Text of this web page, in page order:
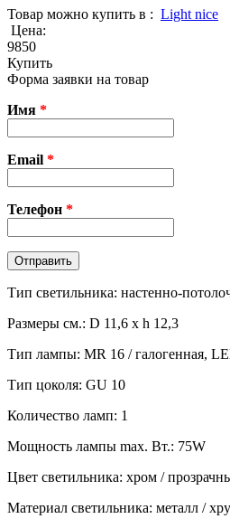
Товар можно купить в : Light nice
Цена:
9850
Купить
Форма заявки на товар
Имя *
Email *
Телефон *
Тип светильника: настенно-
Размеры см.: D 11,6 х h 12,3
Тип лампы: MR 16 / галогенная,
Тип цоколя: GU 10
Количество ламп: 1
Мощность лампы max. Вт.: 75W
Цвет светильника: хром /
Материал светильника: металл /